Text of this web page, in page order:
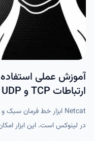
ارتباطات TCP و UDP
در لینوکس است. این ابزار